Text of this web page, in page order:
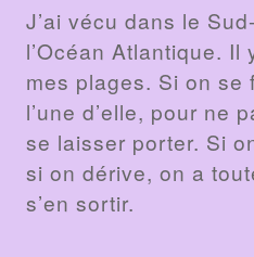
J’ai vécu dans le
l’Océan Atlantique.
mes plages. Si on se
l’une d’elle, pour ne
se laisser porter. Si
si on dérive, on a
s’en sortir.